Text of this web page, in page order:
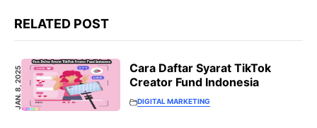
RELATED POST
JAN. 8, 2025
Cara Daftar Syarat TikTok
Creator Fund Indonesia
DIGITAL MARKETING